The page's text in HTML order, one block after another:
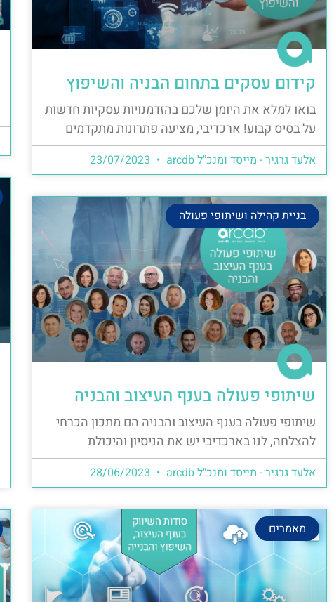
קידום עסקים בתחום הבניה והשיפוץ
בואו למלא את היומן שלכם בהזדמנויות עסקיות חדשות
על בסיס קבוע! ארכדיבי, מציעה פתרונות מתקדמים
אלעד גרגיר - מייסד ומנכ"ל arcdb
בניית קהילה ושיתופי פעולה
שיתופי פעולה בענף העיצוב והבניה
שיתופי פעולה בענף העיצוב והבניה הם מתכון הכרחי
להצלחה, לנו בארכדיבי יש את הניסיון והיכולת
אלעד גרגיר - מייסד ומנכ"ל arcdb
מאמרים